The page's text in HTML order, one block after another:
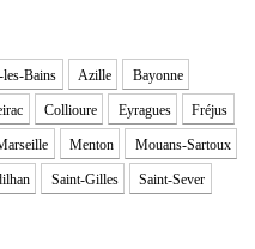
les-Bains Azille Bayonne
Collioure Eyragues Fréjus
Menton Mouans-Sartoux
Saint-Gilles Saint-Sever